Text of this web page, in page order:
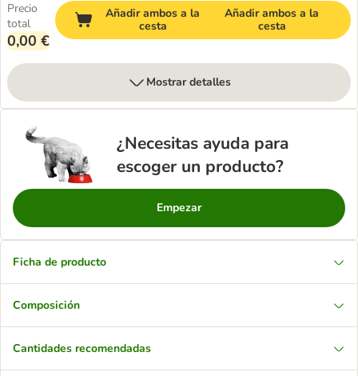
Precio
total
0,00 €
Añadir ambos a la
cesta
Añadir ambos a la
cesta
Mostrar detalles
¿Necesitas ayuda para
escoger un producto?
Empezar
Ficha de producto
Composición
Cantidades recomendadas